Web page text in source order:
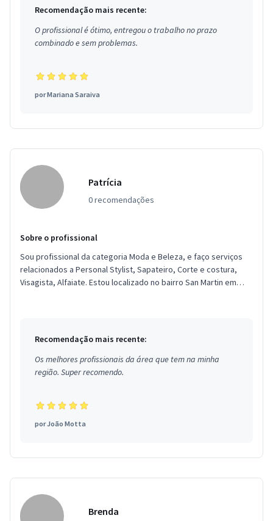
Recomendação mais recente:
O profissional é ótimo, entregou o trabalho no prazo
combinado e sem problemas.
porMariana Saraiva
Patrícia
0 recomendações
Sobre o profissional
Sou profissional da categoria Moda e Beleza, e faço serviços
relacionados a Personal Stylist, Sapateiro, Corte e costura,
Visagista, Alfaiate. Estou localizado no bairro San Martin em
Recomendação mais recente:
Os melhores profissionais da área que tem na minha
região. Super recomendo.
porJoão Motta
Brenda